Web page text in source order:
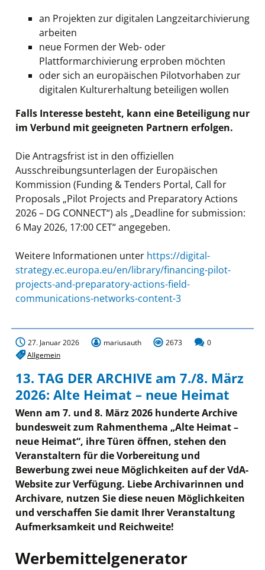
an Projekten zur digitalen Langzeitarchivierung
arbeiten
neue Formen der Web- oder
Plattformarchivierung erproben möchten
oder sich an europäischen Pilotvorhaben zur
digitalen Kulturerhaltung beteiligen wollen
Falls Interesse besteht, kann eine Beteiligung nur
im Verbund mit geeigneten Partnern erfolgen.
Die Antragsfrist ist in den offiziellen
Ausschreibungsunterlagen der Europäischen
Kommission (Funding & Tenders Portal, Call for
Proposals „Pilot Projects and Preparatory Actions
2026 – DG CONNECT“) als „Deadline for submission:
6 May 2026, 17:00 CET“ angegeben.
Weitere Informationen unter https://digital-
strategy.ec.europa.eu/en/library/financing-pilot-
projects-and-preparatory-actions-field-
communications-networks-content-3
27. Januar 2026 mariusauth 2673
0
Allgemein
13. TAG DER ARCHIVE am 7./8. März
2026: Alte Heimat – neue Heimat
Wenn am 7. und 8. März 2026 hunderte Archive
bundesweit zum Rahmenthema „Alte Heimat –
neue Heimat“, ihre Türen öffnen, stehen den
Veranstaltern für die Vorbereitung und
Bewerbung zwei neue Möglichkeiten auf der VdA-
Website zur Verfügung. Liebe Archivarinnen und
Archivare, nutzen Sie diese neuen Möglichkeiten
und verschaffen Sie damit Ihrer Veranstaltung
Aufmerksamkeit und Reichweite!
Werbemittelgenerator